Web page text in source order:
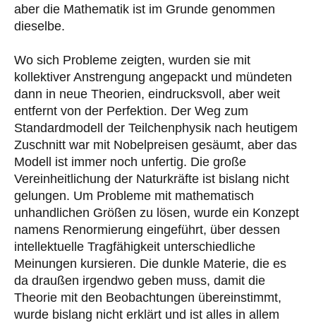
aber die Mathematik ist im Grunde genommen
dieselbe.
Wo sich Probleme zeigten, wurden sie mit
kollektiver Anstrengung angepackt und mündeten
dann in neue Theorien, eindrucksvoll, aber weit
entfernt von der Perfektion. Der Weg zum
Standardmodell der Teilchenphysik nach heutigem
Zuschnitt war mit Nobelpreisen gesäumt, aber das
Modell ist immer noch unfertig. Die große
Vereinheitlichung der Naturkräfte ist bislang nicht
gelungen. Um Probleme mit mathematisch
unhandlichen Größen zu lösen, wurde ein Konzept
namens Renormierung eingeführt, über dessen
intellektuelle Tragfähigkeit unterschiedliche
Meinungen kursieren. Die dunkle Materie, die es
da draußen irgendwo geben muss, damit die
Theorie mit den Beobachtungen übereinstimmt,
wurde bislang nicht erklärt und ist alles in allem